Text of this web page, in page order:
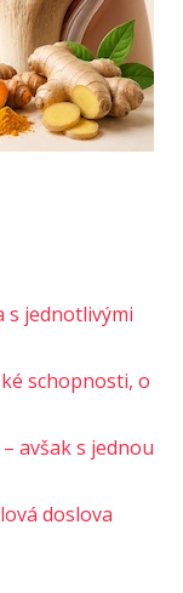
s jednotlivými
schopnosti, o
avšak s jednou
doslova